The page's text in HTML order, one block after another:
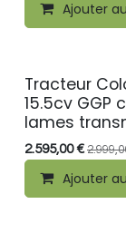
Ajouter
Tracteur
15.5cv GGP
lames
2.595,00€
Ajouter